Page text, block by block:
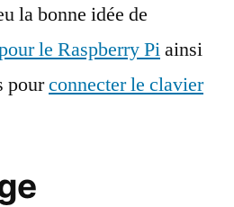
la bonne idée de
le Raspberry Piainsi
pourconnecter le clavier